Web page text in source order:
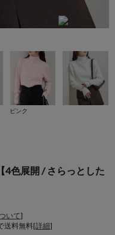
ピンク
4色展開 / さらっとした
いて]
送料無料[詳細]